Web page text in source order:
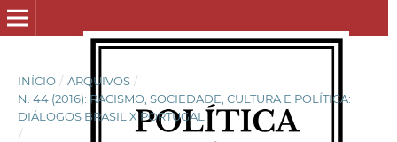
INÍCIO / ARQUIVOS /
N. 44 (2016): RACISMO, SOCIEDADE, CULTURA E POLÍTICA:
DIÁLOGOS BRASIL X PORTUGAL
/